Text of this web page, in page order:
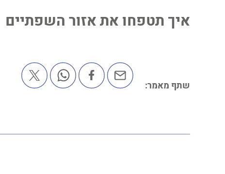
איך תטפחו את אזור השפתיים
שתף מאמר: